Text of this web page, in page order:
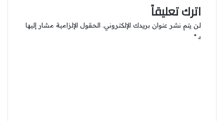
اترك تعليقاً
لن يتم نشر عنوان بريدك الإلكتروني. الحقول الإلزامية مشار إليها
بـ*